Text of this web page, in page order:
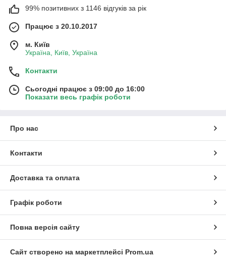
99% позитивних з 1146 відгуків за рік
Працює з 20.10.2017
м. Київ
Україна, Київ, Україна
Контакти
Сьогодні працює з 09:00 до 16:00
Показати весь графік роботи
Про нас
Контакти
Доставка та оплата
Графік роботи
Повна версія сайту
Сайт створено на маркетплейсі Prom.ua